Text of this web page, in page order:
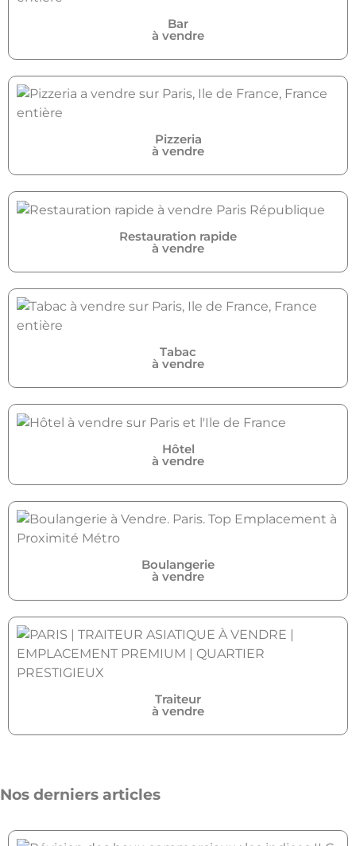
Bar
à vendre
Pizzeria
à vendre
Restauration rapide
à vendre
Tabac
à vendre
Hôtel
à vendre
Boulangerie
à vendre
Traiteur
à vendre
Nos derniers articles